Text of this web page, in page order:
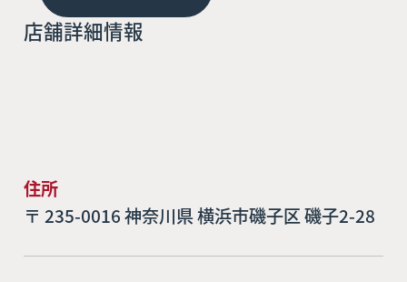
店舗詳細情報
住所
〒 235-0016 神奈川県 横浜市磯子区 磯子2-28